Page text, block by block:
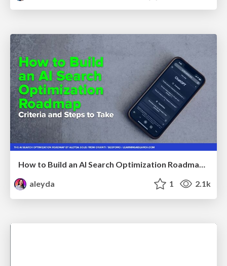
How to Build an AI Search Optimization Roadmap - Criteria and Steps to Take #SEOIRL
aleyda
1 2.1k